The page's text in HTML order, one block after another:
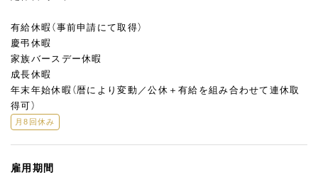
有給休暇（事前申請にて取得）
慶弔休暇
家族バースデー休暇
成長休暇
年末年始休暇（暦により変動／公休＋有給を組み合わせて連休取
得可）
月8回休み
雇用期間